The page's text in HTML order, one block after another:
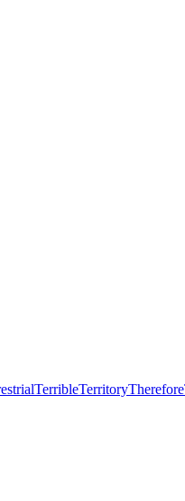
TerribleTerritoryTherefore